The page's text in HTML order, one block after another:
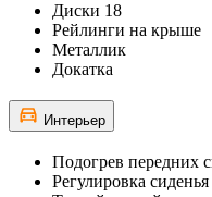
Диски 18
Рейлинги на крыше
Металлик
Докатка
Интерьер
Подогрев передних
Регулировка